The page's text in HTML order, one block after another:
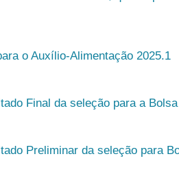
o Auxílio-Alimentação 2025.1
Final da seleção para a
Preliminar da seleção para